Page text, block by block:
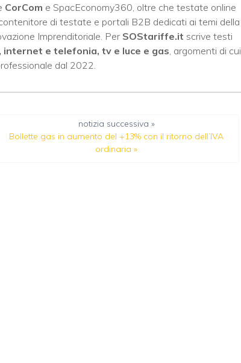
CorCom e SpacEconomy360, oltre che testate online
contenitore di testate e portali B2B dedicati ai temi della
Imprenditoriale. Per SOStariffe.it scrive testi
e telefonia, tv e luce e gas , argomenti di cui
dal 2022.
notizia successiva »
Bollette gas in aumento del +13% con il ritorno dell’IVA
ordinaria »